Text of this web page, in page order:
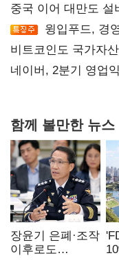
중국 이어 대만도 설
윙입푸드, 경
비트코인도 국가자
숙제
네이버, 2분기 영업
함께 볼만한 뉴스
장윤기 은폐·조작
이후로도